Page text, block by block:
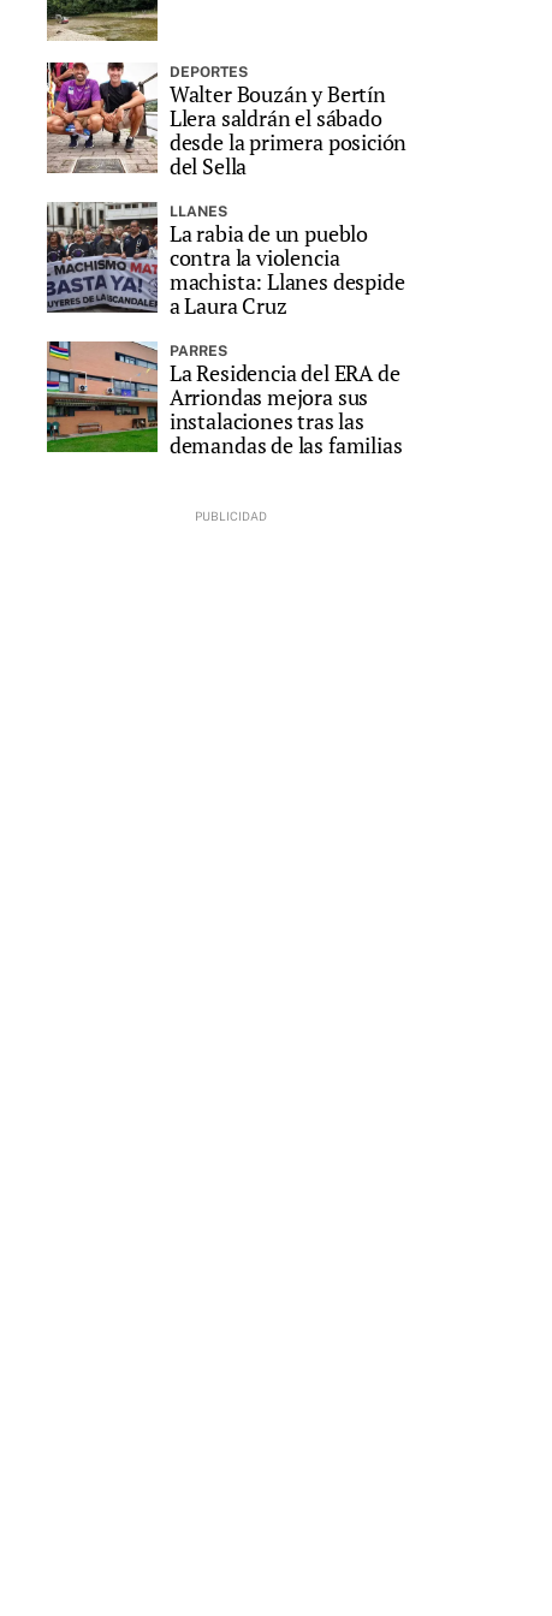
DEPORTES
Walter Bouzán y Bertín
Llera saldrán el sábado
desde la primera posición
del Sella
LLANES
La rabia de un pueblo
contra la violencia
machista: Llanes despide
a Laura Cruz
PARRES
La Residencia del ERA de
Arriondas mejora sus
instalaciones tras las
demandas de las familias